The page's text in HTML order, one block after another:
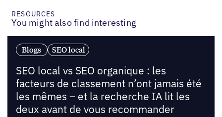
RESOURCES
You might also find interesting
Blogs SEO local
SEO local vs SEO organique : les
facteurs de classement n’ont jamais été
les mêmes – et la recherche IA lit les
deux avant de vous recommander